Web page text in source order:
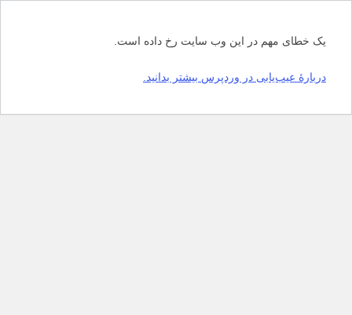
یک خطای مهم در این وب سایت رخ داده است.
دربارهٔ عیب‌یابی در وردپرس بیشتر بدانید.